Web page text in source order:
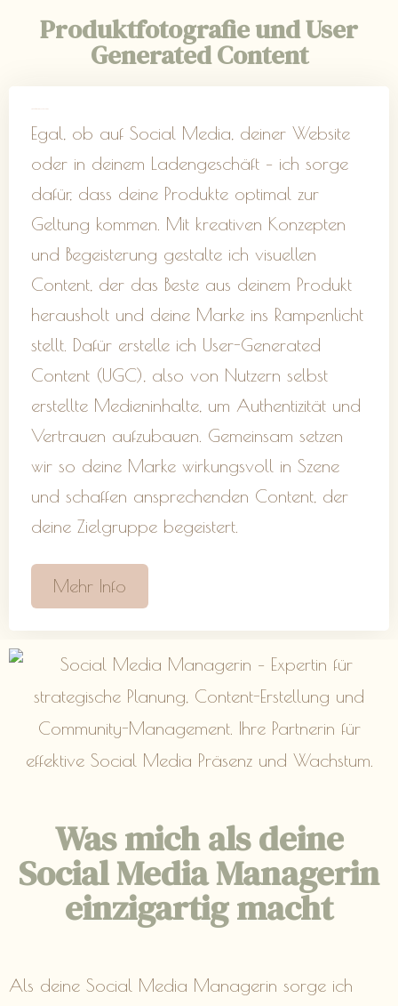
Produktfotografie und User
Generated Content
Egal, ob auf Social Media, deiner Website
oder in deinem Ladengeschäft – ich sorge
dafür, dass deine Produkte optimal zur
Geltung kommen. Mit kreativen Konzepten
und Begeisterung gestalte ich visuellen
Content, der das Beste aus deinem Produkt
herausholt und deine Marke ins Rampenlicht
stellt. Dafür erstelle ich User-Generated
Content (UGC), also von Nutzern selbst
erstellte Medieninhalte, um Authentizität und
Vertrauen aufzubauen. Gemeinsam setzen
wir so deine Marke wirkungsvoll in Szene
und schaffen ansprechenden Content, der
deine Zielgruppe begeistert.
Mehr Info
Was mich als deine
Social Media Managerin
einzigartig macht
Als deine Social Media Managerin sorge ich